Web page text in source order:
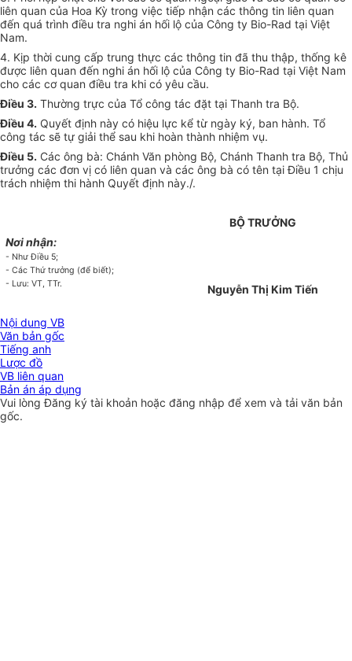
liên quan của Hoa Kỳ trong việc tiếp nhận các thông tin liên quan
đến quá trình điều tra nghi án hối lộ của Công ty Bio-Rad tại Việt
Nam.
4. Kịp thời cung cấp trung thực các thông tin đã thu thập, thống kê
được liên quan đến nghi án hối lộ của Công ty Bio-Rad tại Việt Nam
cho các cơ quan điều tra khi có yêu cầu.
Điều 3. Thường trực của Tổ công tác đặt tại Thanh tra Bộ.
Điều 4. Quyết định này có hiệu lực kể từ ngày ký, ban hành. Tổ
công tác sẽ tự giải thể sau khi hoàn thành nhiệm vụ.
Điều 5. Các ông bà: Chánh Văn phòng Bộ, Chánh Thanh tra Bộ, Thủ
trưởng các đơn vị có liên quan và các ông bà có tên tại Điều 1 chịu
trách nhiệm thi hành Quyết định này./.
Nơi nhận:
- Như Điều 5;
- Các Thứ trưởng (để biết);
- Lưu: VT, TTr.
BỘ TRƯỞNG
Nguyễn Thị Kim Tiến
Nội dung VB
Văn bản gốc
Tiếng anh
Lược đồ
VB liên quan
Bản án áp dụng
Vui lòngĐăng ký tài khoản hoặc đăng nhập để xem và tải văn bản
gốc.